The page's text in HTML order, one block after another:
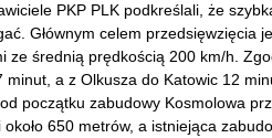
PKP PLK podkreślali, że
Głównym celem przedsięwzięcia
ze średnią prędkością 200 km/h.
minut, a z Olkusza do Katowic 12
początku zabudowy Kosmolowa
około 650 metrów, a istniejąca